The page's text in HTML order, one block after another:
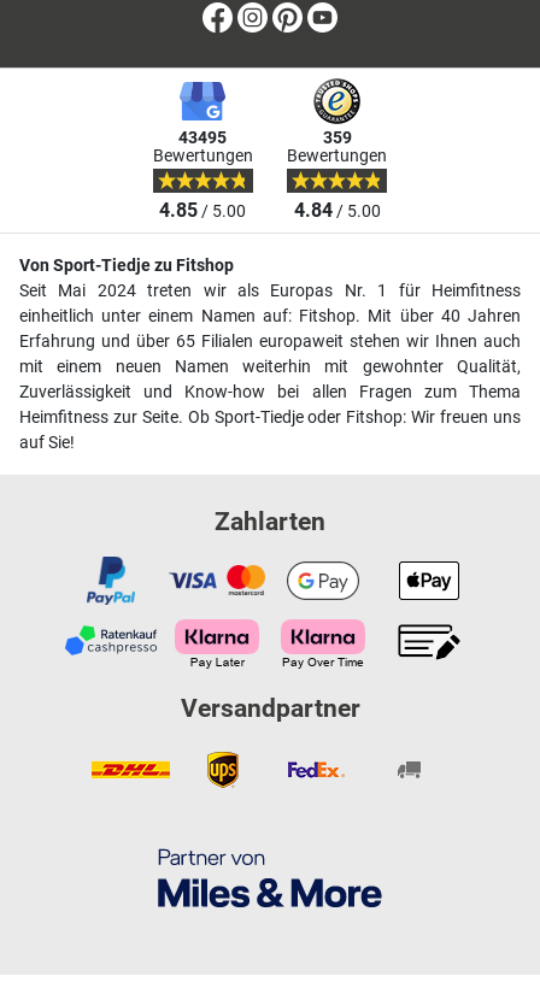
Facebook
Instagram
Pinterest
43495
Bewertungen
4.85/ 5.00
359
Bewertungen
4.84/ 5.00
Von Sport-Tiedje zu Fitshop
Seit Mai 2024 treten wir als Europas Nr. 1 für Heimfitness
einheitlich unter einem Namen auf: Fitshop. Mit über 40 Jahren
Erfahrung und über 65 Filialen europaweit stehen wir Ihnen auch
mit einem neuen Namen weiterhin mit gewohnter Qualität,
Zuverlässigkeit und Know-how bei allen Fragen zum Thema
Heimfitness zur Seite. Ob Sport-Tiedje oder Fitshop: Wir freuen uns
auf Sie!
Zahlarten
Versandpartner